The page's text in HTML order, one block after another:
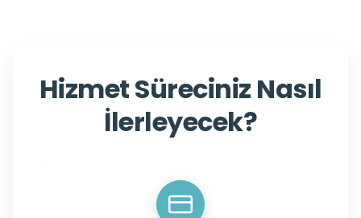
Hizmet Süreciniz Nasıl
İlerleyecek?